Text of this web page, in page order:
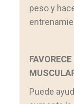
peso y
Puede